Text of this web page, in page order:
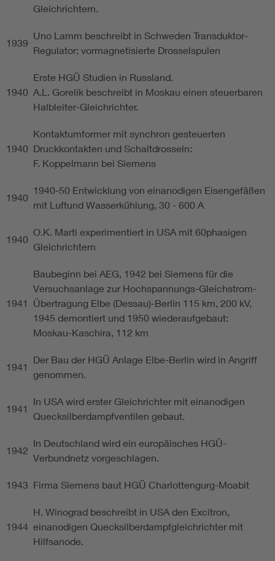
Gleichrichtern.
1939
Uno Lamm beschreibt in Schweden Transduktor-
Regulator; vormagnetisierte Drosselspulen
1940
Erste HGÜ Studien in Russland.
A.L. Gorelik beschreibt in Moskau einen steuerbaren
Halbleiter-Gleichrichter.
1940
Kontaktumformer mit synchron gesteuerten
Druckkontakten und Schaltdrosseln:
F. Koppelmann bei Siemens
1940
1940-50 Entwicklung von einanodigen Eisengefäßen
mit Luftund Wasserkühlung, 30 - 600 A
1940
O.K. Marti experimentiert in USA mit 60phasigen
Gleichrichtern
1941
Baubeginn bei AEG, 1942 bei Siemens für die
Versuchsanlage zur Hochspannungs-Gleichstrom-
Übertragung Elbe (Dessau)-Berlin 115 km, 200 kV,
1945 demontiert und 1950 wiederaufgebaut:
Moskau-Kaschira, 112 km
1941
Der Bau der HGÜ Anlage Elbe-Berlin wird in Angriff
genommen.
1941
In USA wird erster Gleichrichter mit einanodigen
Quecksilberdampfventilen gebaut.
1942
In Deutschland wird ein europäisches HGÜ-
Verbundnetz vorgeschlagen.
1943 Firma Siemens baut HGÜ Charlottengurg-Moabit
1944
H. Winograd beschreibt in USA den Excitron,
einanodigen Quecksilberdampfgleichrichter mit
Hilfsanode.